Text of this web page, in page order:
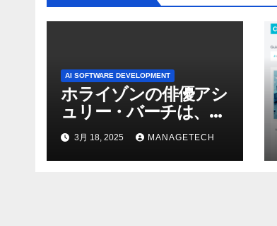
AI SOFTWARE DEVELOPMENT
ホライゾンの俳優アシ
ュリー・バーチは、ソ
ニーのAIアロイのビデ
オを見て「ゲームパフ
ォーマンスという芸術
3月 18, 2025 MANAGETECH